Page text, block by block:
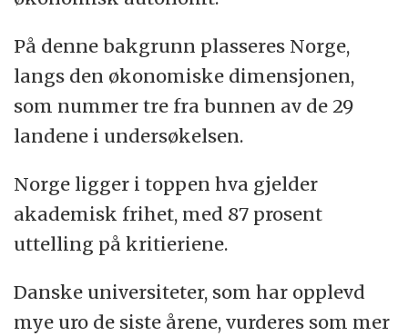
På denne bakgrunn plasseres Norge,
langs den økonomiske dimensjonen,
som nummer tre fra bunnen av de 29
landene i undersøkelsen.
Norge ligger i toppen hva gjelder
akademisk frihet, med 87 prosent
uttelling på kritieriene.
Danske universiteter, som har opplevd
mye uro de siste årene, vurderes som mer